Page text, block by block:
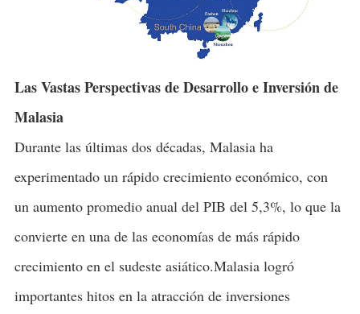
Las Vastas Perspectivas de Desarrollo e Inversión de
Malasia
Durante las últimas dos décadas, Malasia ha
experimentado un rápido crecimiento económico, con
un aumento promedio anual del PIB del 5,3%, lo que la
convierte en una de las economías de más rápido
crecimiento en el sudeste asiático.Malasia logró
importantes hitos en la atracción de inversiones